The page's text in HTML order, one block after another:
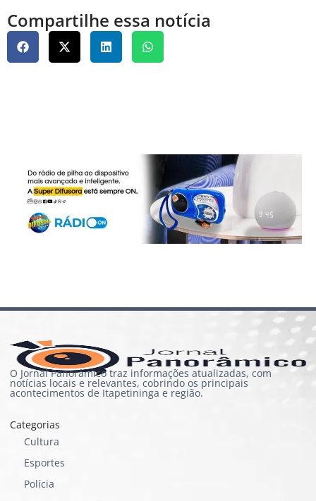
Compartilhe essa notícia
O Jornal Panorâmico traz informações atualizadas, com
notícias locais e relevantes, cobrindo os principais
acontecimentos de Itapetininga e região.
Categorias
Cultura
Esportes
Polícia